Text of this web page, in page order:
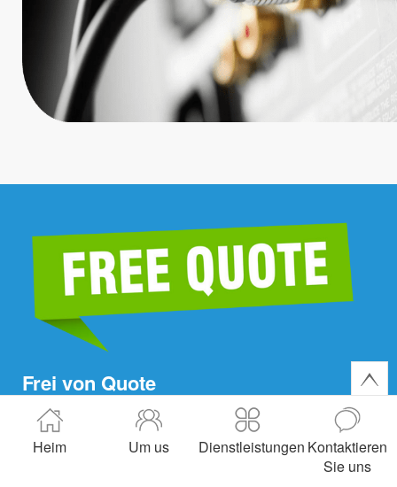
Frei von Quote
Bitte senden Sie uns Details Ihres Bedarfs, auch Drahtlänge,
Messgerät, Farbe, elektrische Schaltungen, Steckertyp, Größe
und Bestellmenge. Wir werden Ihnen innerhalb von drei
Heim Um us Dienstleistungen Kontaktieren
Sie uns